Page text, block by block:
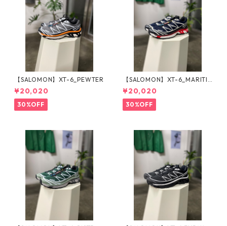
【SALOMON】XT-6_PEWTER
¥20,020
30%OFF
【SALOMON】XT-6_MARITI
ME BLUE
¥20,020
30%OFF